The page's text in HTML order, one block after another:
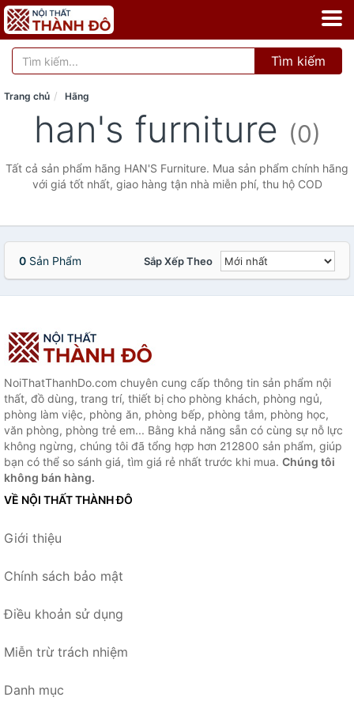
Tìm kiếm
Trang chủ Hãng
han's furniture (0)
Tất cả sản phẩm hãng HAN'S Furniture. Mua sản phẩm chính hãng
với giá tốt nhất, giao hàng tận nhà miễn phí, thu hộ COD
0 Sản Phẩm Sắp Xếp Theo
NoiThatThanhDo.com chuyên cung cấp thông tin sản phẩm nội
thất, đồ dùng, trang trí, thiết bị cho phòng khách, phòng ngủ,
phòng làm việc, phòng ăn, phòng bếp, phòng tắm, phòng học,
văn phòng, phòng trẻ em... Bằng khả năng sẵn có cùng sự nỗ lực
không ngừng, chúng tôi đã tổng hợp hơn 212800 sản phẩm, giúp
bạn có thể so sánh giá, tìm giá rẻ nhất trước khi mua. Chúng tôi
không bán hàng.
VỀ NỘI THẤT THÀNH ĐÔ
Giới thiệu
Chính sách bảo mật
Điều khoản sử dụng
Miễn trừ trách nhiệm
Danh mục